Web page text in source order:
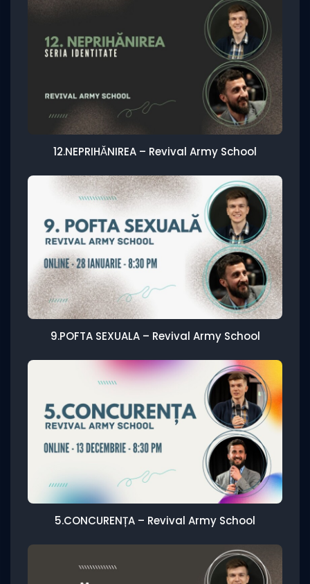
12.NEPRIHĂNIREA – Revival Army School
9.POFTA SEXUALA – Revival Army School
5.CONCURENȚA – Revival Army School